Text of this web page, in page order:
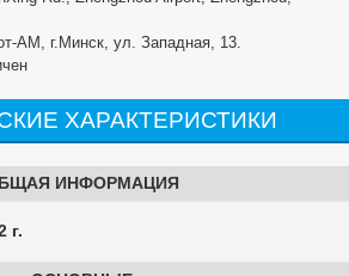
АМ, г.Минск, ул. Западная, 13.
ХАРАКТЕРИСТИКИ
ИНФОРМАЦИЯ
г.